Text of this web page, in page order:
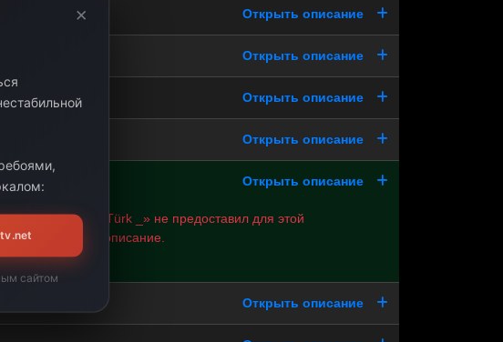
Открыть описание
Открыть описание
Открыть описание
Открыть описание
Открыть описание
Канал «Dream Türk _» не предоставил для этой
телепередачи описание.
Открыть описание
×
сайтом